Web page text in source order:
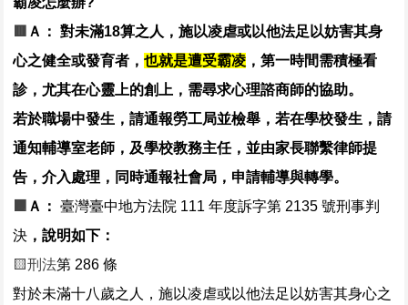
Ａ： 對未滿18算之人，施以凌虐或以他法足以妨害其身
心之健全或發育者，也就是遭受霸凌 ，第一時間需積極看
診，尤其在心靈上的創上，需尋求心理諮商師的協助。
若於職場中發生，請通報勞工局並檢舉，若在學校發生，請
通知輔導室老師，及學校教務主任，並由家長聯繫律師提
告，介入處理，同時通報社會局，申請輔導與轉學。
Ａ：臺灣臺中地方法院 111 年度訴字第 2135 號刑事判
決 ，說明如下：
🟨刑法第 286 條
對於未滿十八歲之人，施以凌虐或以他法足以妨害其身心之